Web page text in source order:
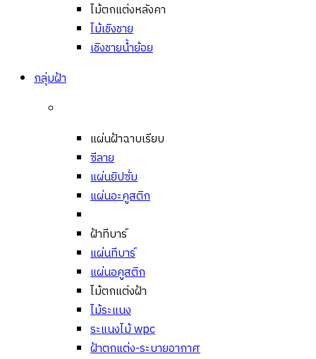
ไม้ตกแต่งหลังคา
ไม้เชิงชาย
เชิงชายน้ำย้อย
กลุ่มฝ้า
แผ่นฝ้าฉาบเรียบ
ซีลาย
แผ่นยิปซั่ม
แผ่นอะคูสติก
ฝ้าทีบาร์
แผ่นทีบาร์
แผ่นอคูสติก
ไม้ตกแต่งฝ้า
ไม้ระแนง
ระแนงไม้ wpc
ฝ้าตกแต่ง-ระบายอากาศ